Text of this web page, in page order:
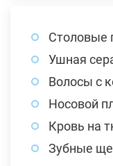
Столовые
Ушная
Волосы с
Носовой
Кровь на
Зубные